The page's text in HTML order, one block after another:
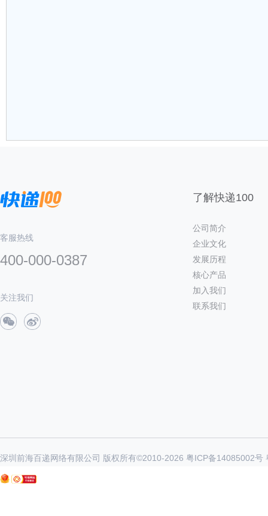
客服热线
400-000-0387
关注我们
了解快递100
公司简介
企业文化
发展历程
核心产品
加入我们
联系我们
深圳前海百递网络有限公司 版权所有©2010-2026 粤ICP备14085002号